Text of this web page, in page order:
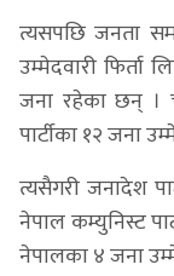
त्यसपछि जनता
उम्मेदवारी फिर्ता
जना रहेका छन् ।
पार्टीका १२ जना
त्यसैगरी जनादेश
नेपाल कम्युनिस्ट
नेपालका ४ जना